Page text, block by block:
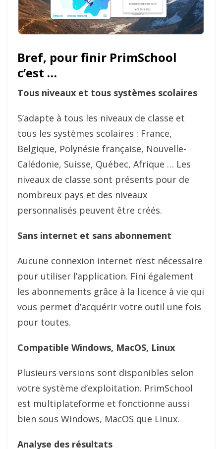
Bref, pour finir PrimSchool
c’est …
Tous niveaux et tous systèmes scolaires
S’adapte à tous les niveaux de classe et
tous les systèmes scolaires : France,
Belgique, Polynésie française, Nouvelle-
Calédonie, Suisse, Québec, Afrique … Les
niveaux de classe sont présents pour de
nombreux pays et des niveaux
personnalisés peuvent être créés.
Sans internet et sans abonnement
Aucune connexion internet n’est nécessaire
pour utiliser l’application. Fini également
les abonnements grâce à la licence à vie qui
vous permet d’acquérir votre outil une fois
pour toutes.
Compatible Windows, MacOS, Linux
Plusieurs versions sont disponibles selon
votre système d’exploitation. PrimSchool
est multiplateforme et fonctionne aussi
bien sous Windows, MacOS que Linux.
Analyse des résultats